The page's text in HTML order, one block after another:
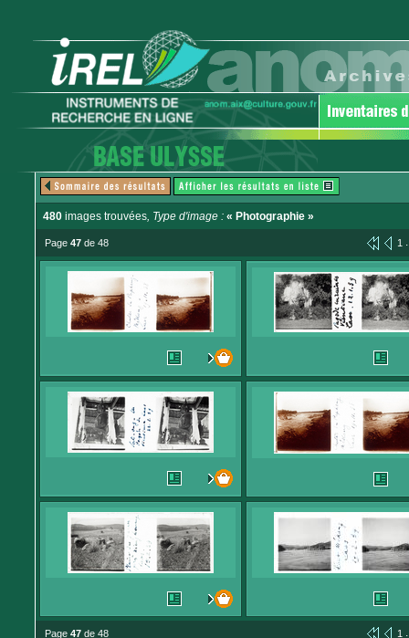
480 images trouvées, Type d'image : « Photographie »
Page 47 de 48 1
Page 47 de 48 1